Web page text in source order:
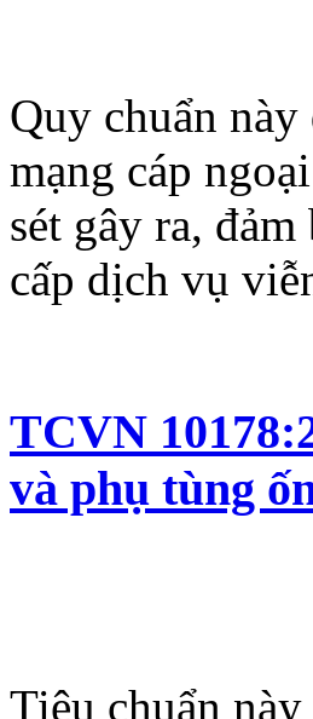
Quy chuẩn
mạng cáp
sét gây ra,
cấp dịch vụ
TCVN
và phụ tùng
Tiêu chuẩn